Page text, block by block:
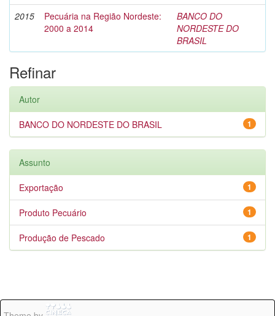
2015
Pecuária na Região Nordeste:
2000 a 2014
BANCO DO
NORDESTE DO
BRASIL
Refinar
Autor
1
BANCO DO NORDESTE DO BRASIL
Assunto
1
Exportação
1
Produto Pecuário
1
Produção de Pescado